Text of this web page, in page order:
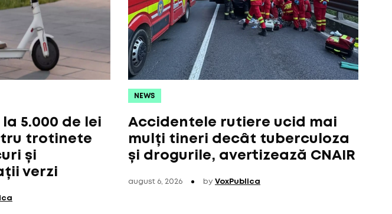
5.000 de lei
trotinete
și
verzi
NEWS
Accidentele rutiere ucid mai
mulți tineri decât tuberculoza
și drogurile, avertizează CNAIR
august 6, 2026 by VoxPublica